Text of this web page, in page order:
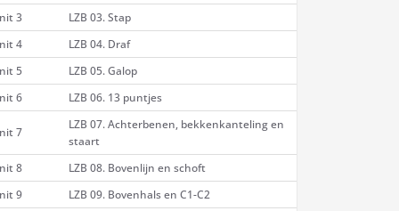
3
LZB 03. Stap
4
LZB 04. Draf
5
LZB 05. Galop
6
LZB 06. 13 puntjes
7
LZB 07. Achterbenen, bekkenkanteling en
staart
8
LZB 08. Bovenlijn en schoft
9
LZB 09. Bovenhals en C1-C2